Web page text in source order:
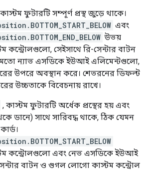
ফুটারটি সম্পূর্ণ প্রস্থ জুড়ে থাকে।
এবং
উভয়
কন্ট্রোলগুলো, সেইসাথে রি-সেন্টার বাটন
ন্যাভ এসডিকে ইউআই এলিমেন্টগুলো,
উপরে অবস্থান করে। শেভরনের ডিফল্ট
উচ্চতাকে বিবেচনায় রাখে।
, কাস্টম ফুটারটি অর্ধেক প্রস্থের হয় এবং
ডানে) সাথে সারিবদ্ধ থাকে, ঠিক যেমন
কন্ট্রোলগুলো এবং নেভ এসডিকে ইউআই
বাটন ও গুগল লোগো কাস্টম কন্ট্রোল